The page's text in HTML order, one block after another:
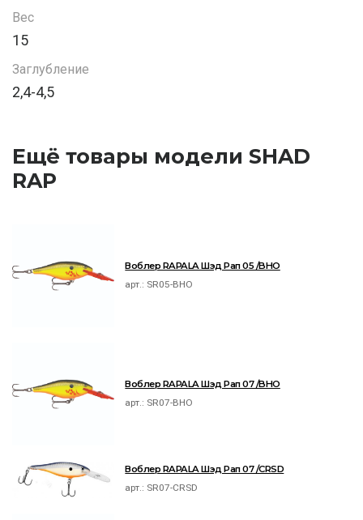
Вес
15
Заглубление
2,4-4,5
Ещё товары модели SHAD
RAP
Воблер RAPALA Шэд Рап 05 /BHO
арт.: SR05-BHO
Воблер RAPALA Шэд Рап 07 /BHO
арт.: SR07-BHO
Воблер RAPALA Шэд Рап 07 /CRSD
арт.: SR07-CRSD